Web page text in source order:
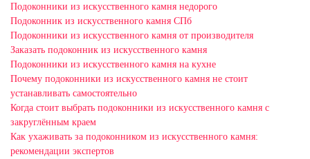
Подоконники из искусственного камня недорого
Подоконник из искусственного камня СПб
Подоконники из искусственного камня от производителя
Заказать подоконник из искусственного камня
Подоконники из искусственного камня на кухне
Почему подоконники из искусственного камня не стоит
устанавливать самостоятельно
Когда стоит выбрать подоконники из искусственного камня с
закруглённым краем
Как ухаживать за подоконником из искусственного камня:
рекомендации экспертов